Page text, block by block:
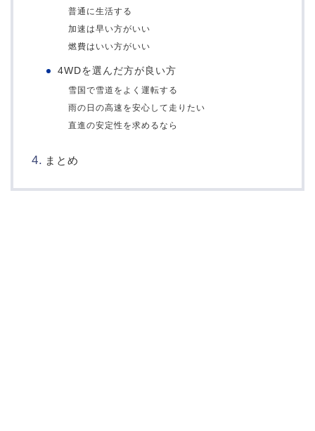
普通に生活する
加速は早い方がいい
燃費はいい方がいい
4WDを選んだ方が良い方
雪国で雪道をよく運転する
雨の日の高速を安心して走りたい
直進の安定性を求めるなら
まとめ